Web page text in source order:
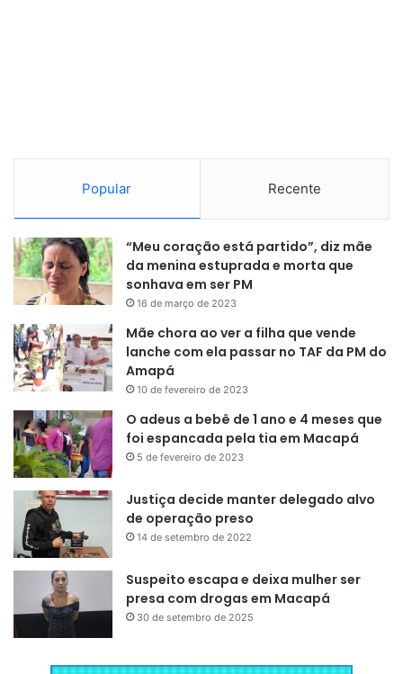
Tocantins — 1.586.859
Amapá — 806.517
Roraima — 738.772
Contagem populacional
As contagens populacionais são importantes porque
servem de referência para vários indicadores sociais,
econômicos e demográficos do país. Além disso, são um
dos parâmetros utilizados pelo Tribunal de Contas da
União (TCU) para o cálculo dos fundos de participações de
estados e municípios – por meio dos quais a União
distribui recursos.
Envelhecimento
A Pesquisa Nacional por Amostra de Domicílios Contínua
(Pnad), divulgada pelo IBGE, mostrou que o Brasil está em
tendência de envelhecimento da população. A proporção
de pessoas com 60 anos ou mais subiu de 11,3% em 2012
para 16,1% em 2024. Dentro desse grupo, os indivíduos
Popular Recente
“Meu coração está partido”, diz mãe
da menina estuprada e morta que
sonhava em ser PM
16 de março de 2023
Mãe chora ao ver a filha que vende
lanche com ela passar no TAF da PM do
Amapá
10 de fevereiro de 2023
O adeus a bebê de 1 ano e 4 meses que
foi espancada pela tia em Macapá
5 de fevereiro de 2023
Justiça decide manter delegado alvo
de operação preso
14 de setembro de 2022
Suspeito escapa e deixa mulher ser
presa com drogas em Macapá
30 de setembro de 2025